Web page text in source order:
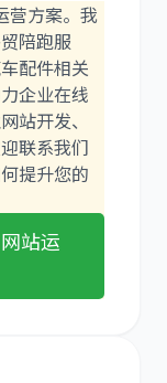
营方案。我
陪跑服
配件相关
企业在线
站开发、
联系我们
提升您的
站运